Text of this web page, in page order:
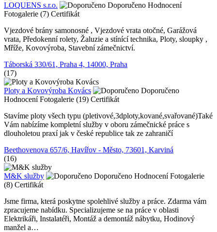
LOQUENS s.r.o. Doporučeno Hodnocení
Fotogalerie (7) Certifikát
Vjezdové brány samonosné , Vjezdové vrata otočné, Garážová
vrata, Předokenní rolety, Žaluzie a stínící technika, Ploty, sloupky ,
Mříže, Kovovýroba, Stavební zámečnictví.
Táborská 330/61, Praha 4, 14000, Praha
(17)
Ploty a Kovovýroba Kovács
Doporučeno
Hodnocení Fotogalerie (19) Certifikát
Stavíme ploty všech typu (pletivové,3dploty,kované,svařované)Také
Vám nabízíme kompletní služby v oboru zámečnické práce s
dlouholetou praxí jak v české republice tak ze zahraničí
Beethovenova 657/6, Havířov - Město, 73601, Karviná
(16)
M&K služby Doporučeno Hodnocení Fotogalerie
(8) Certifikát
Jsme firma, která poskytne spolehlivé služby a práce. Zdarma vám
zpracujeme nabídku. Specializujeme se na práce v oblasti
Elektrikáři, Instalatéři, Montáž a demontáž nábytku, Hodinový
manžel a…